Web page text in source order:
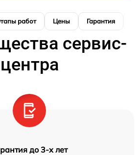
работ Цены Гарантия
сервис-
центра
до 3-х лет